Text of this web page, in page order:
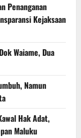
Penanganan
Kejaksaan
Waiame, Dua
Namun
Hak Adat,
Maluku